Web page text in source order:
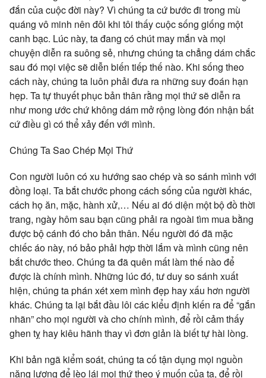
đắn của cuộc đời này? Vì chúng ta cứ bước đi trong mù
quáng vô minh nên đôi khi tôi thấy cuộc sống giống một
canh bạc. Lúc này, ta đang có chút may mắn và mọi
chuyện diễn ra suông sẻ, nhưng chúng ta chẳng dám chắc
sau đó mọi việc sẽ diễn biến tiếp thế nào. Khi sống theo
cách này, chúng ta luôn phải đưa ra những suy đoán hạn
hẹp. Ta tự thuyết phục bản thân rằng mọi thứ sẽ diễn ra
như mong ước chứ không dám mở rộng lòng đón nhận bất
cứ điều gì có thể xảy đến với mình.
Chúng Ta Sao Chép Mọi Thứ
Con người luôn có xu hướng sao chép và so sánh mình với
đồng loại. Ta bắt chước phong cách sống của người khác,
cách họ ăn, mặc, hành xử,… Nếu ai đó diện một bộ đồ thời
trang, ngày hôm sau bạn cũng phải ra ngoài tìm mua bằng
được bộ cánh đó cho bản thân. Nếu người đó đã mặc
chiếc áo này, nó bảo phải hợp thời lắm và mình cũng nên
bắt chước theo. Chúng ta đã quên mất làm thế nào để
được là chính mình. Những lúc đó, tư duy so sánh xuất
hiện, chúng ta phán xét xem mình đẹp hay xấu hơn người
khác. Chúng ta lại bắt đầu lôi các kiểu định kiến ra để “gắn
nhãn” cho mọi người và cho chính mình, để rồi cảm thấy
ghen tỵ hay kiêu hãnh thay vì đơn giản là biết tự hài lòng.
Khi bản ngã kiểm soát, chúng ta cố tận dụng mọi nguồn
năng lượng để lèo lái mọi thứ theo ý muốn của ta, để rồi